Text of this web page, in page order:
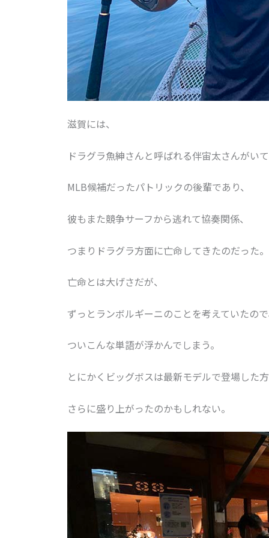
滋賀には、
ドラグラ魚紳さんと呼ばれる伴宙太さんがい
MLB候補だったパトリックの後輩であり、
彼もまた競争サーフから逃れて協奏関係、
つまりドラグラ方面に亡命してきたのだった。
亡命とは大げさだが、
ずっとランボルギーニのことを考えていたの
ついこんな単語が浮かんでしまう。
とにかくビッグボスは最新モデルで登場した
さらに盛り上がったのかもしれない。